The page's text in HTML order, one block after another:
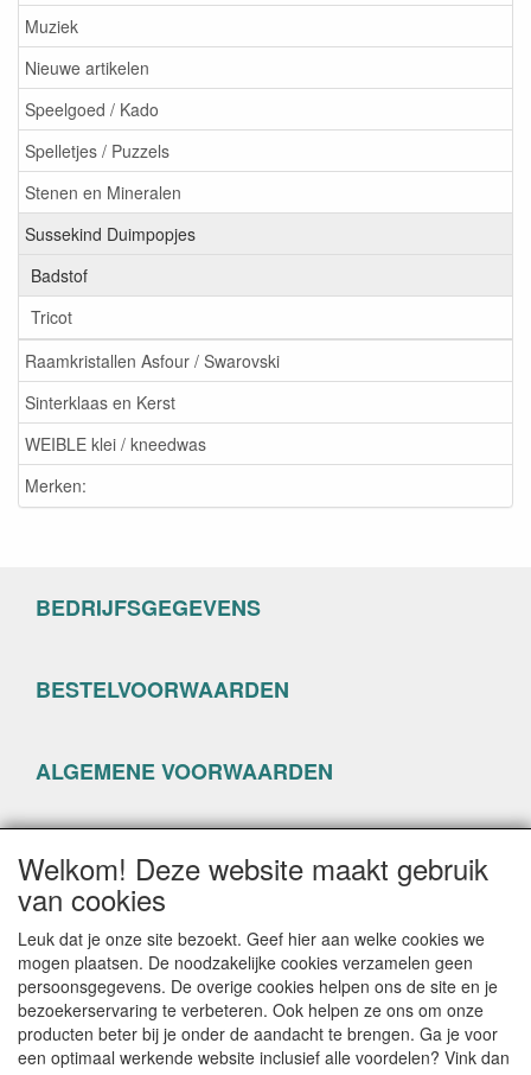
Muziek
Nieuwe artikelen
Speelgoed / Kado
Spelletjes / Puzzels
Stenen en Mineralen
Sussekind Duimpopjes
Badstof
Tricot
Raamkristallen Asfour / Swarovski
Sinterklaas en Kerst
WEIBLE klei / kneedwas
Merken:
BEDRIJFSGEGEVENS
BESTELVOORWAARDEN
ALGEMENE VOORWAARDEN
PRIVACYVERKLARING
CONTACTGEGEVENS
www.happyseven.nl
Hogenhof 13-15
Welkom! Deze website maakt gebruik
van cookies
Leuk dat je onze site bezoekt. Geef hier aan welke cookies we
mogen plaatsen. De noodzakelijke cookies verzamelen geen
persoonsgegevens. De overige cookies helpen ons de site en je
bezoekerservaring te verbeteren. Ook helpen ze ons om onze
producten beter bij je onder de aandacht te brengen. Ga je voor
een optimaal werkende website inclusief alle voordelen? Vink dan